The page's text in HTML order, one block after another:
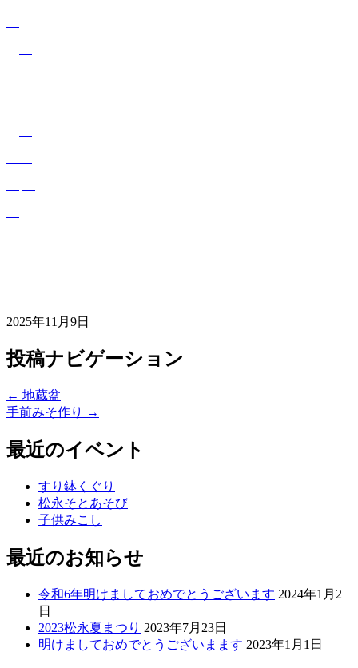
2025年11月9日
投稿ナビゲーション
← 地蔵盆
手前みそ作り
→
最近のイベント
すり鉢くぐり
松永そとあそび
子供みこし
最近のお知らせ
令和6年明けましておめでとうございます 2024年1月2
日
2023松永夏まつり 2023年7月23日
明けましておめでとうございまます 2023年1月1日